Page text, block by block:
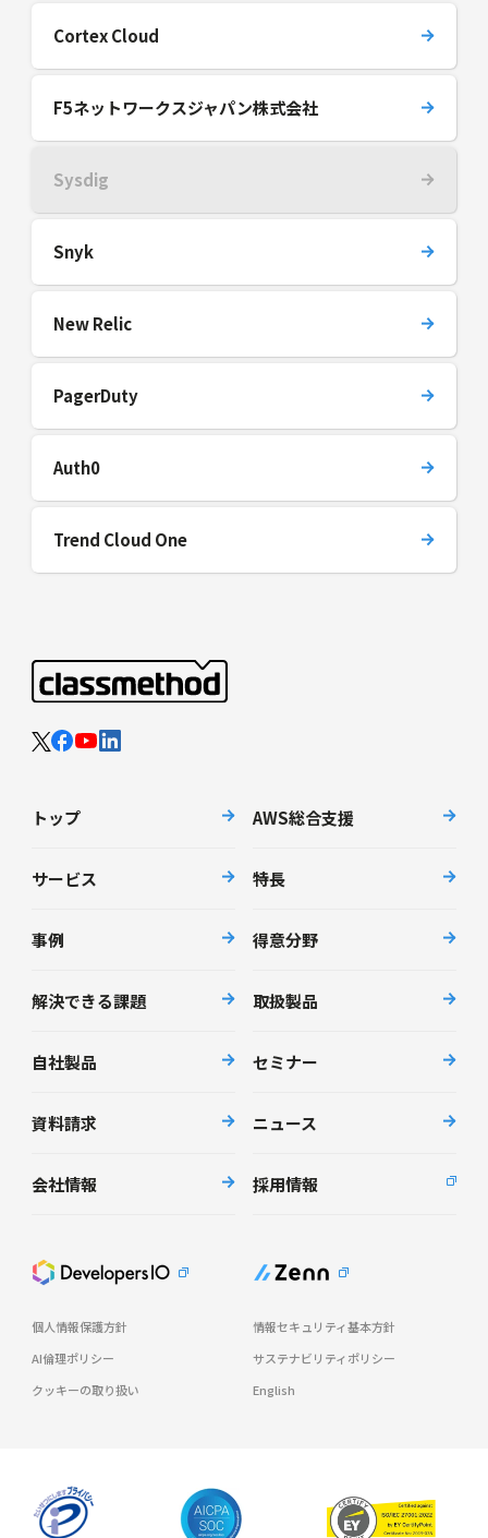
Cortex Cloud
F5ネットワークスジャパン株式会社
Sysdig
Snyk
New Relic
PagerDuty
Auth0
Trend Cloud One
トップ AWS総合支援
サービス 特長
事例 得意分野
解決できる課題 取扱製品
自社製品 セミナー
資料請求 ニュース
会社情報 採用情報
個人情報保護方針
情報セキュリティ基本方針
AI倫理ポリシー
サステナビリティポリシー
クッキーの取り扱い
English